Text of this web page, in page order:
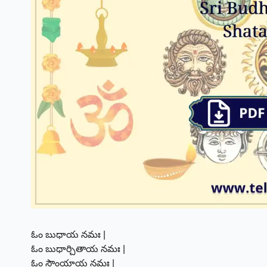
ఓం బుధాయ నమః |
ఓం బుధార్చితాయ నమః |
ఓం సౌంయాయ నమః |